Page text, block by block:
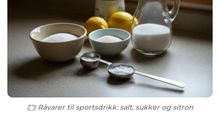
Råvarer til sportsdrikk: salt, sukker og sitron